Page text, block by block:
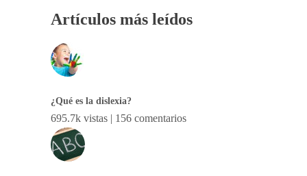
Artículos más leídos
¿Qué es la dislexia?
695.7k vistas | 156 comentarios